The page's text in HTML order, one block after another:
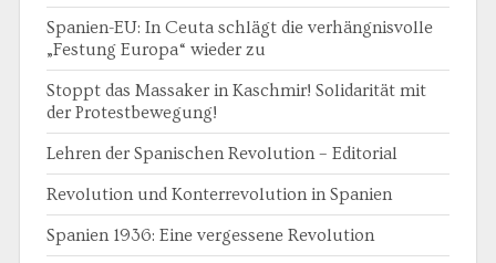
Spanien-EU: In Ceuta schlägt die verhängnisvolle
„Festung Europa“ wieder zu
Stoppt das Massaker in Kaschmir! Solidarität mit
der Protestbewegung!
Lehren der Spanischen Revolution – Editorial
Revolution und Konterrevolution in Spanien
Spanien 1936: Eine vergessene Revolution